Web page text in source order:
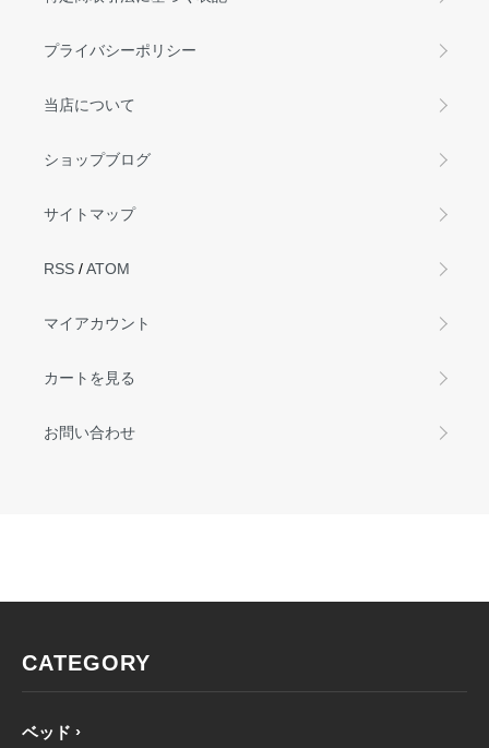
プライバシーポリシー
当店について
ショップブログ
サイトマップ
RSS /ATOM
マイアカウント
カートを見る
お問い合わせ
CATEGORY
ベッド